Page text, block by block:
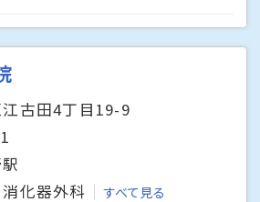
古田4丁目19-9
駅
消化器外科 すべて見る